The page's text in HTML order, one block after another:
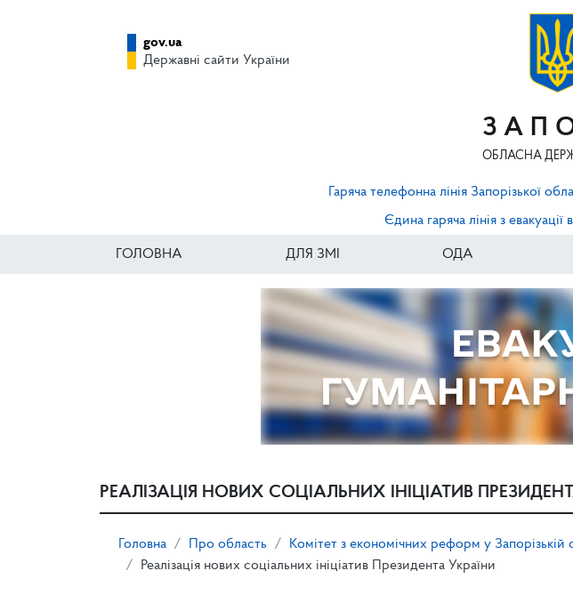
ОБЛАСНА
gov.ua
Державні сайти України
Гаряча телефонна лінія Запорізької
Єдина гаряча лінія з евакуації
ГОЛОВНА ДЛЯ ЗМІ ОДА
РЕАЛІЗАЦІЯ НОВИХ СОЦІАЛЬНИХ ІНІЦІАТИВ
Головна Про область Комітет з економічних реформ у Запорізькій
Реалізація нових соціальних ініціатив Президента України